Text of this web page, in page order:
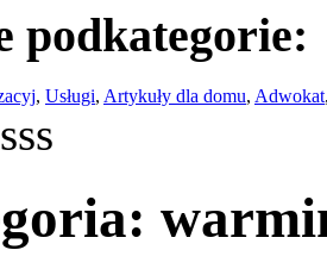
podkategorie:
, Usługi, Artykuły dla domu, Adwokat